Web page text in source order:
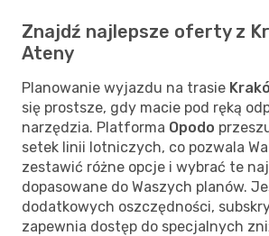
Znajdź najlepsze oferty z
Ateny
Planowanie wyjazdu na trasie
się prostsze, gdy macie pod ręką
narzędzia. Platforma Opodo
setek linii lotniczych, co pozwala
zestawić różne opcje i wybrać te
dopasowane do Waszych planów.
dodatkowych oszczędności,
zapewnia dostęp do specjalnych